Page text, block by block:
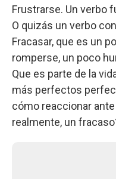
Frustrarse. Un verbo
O quizás un verbo
Fracasar, que es un
romperse, un poco
Que es parte de la
más perfectos
cómo reaccionar
realmente, un